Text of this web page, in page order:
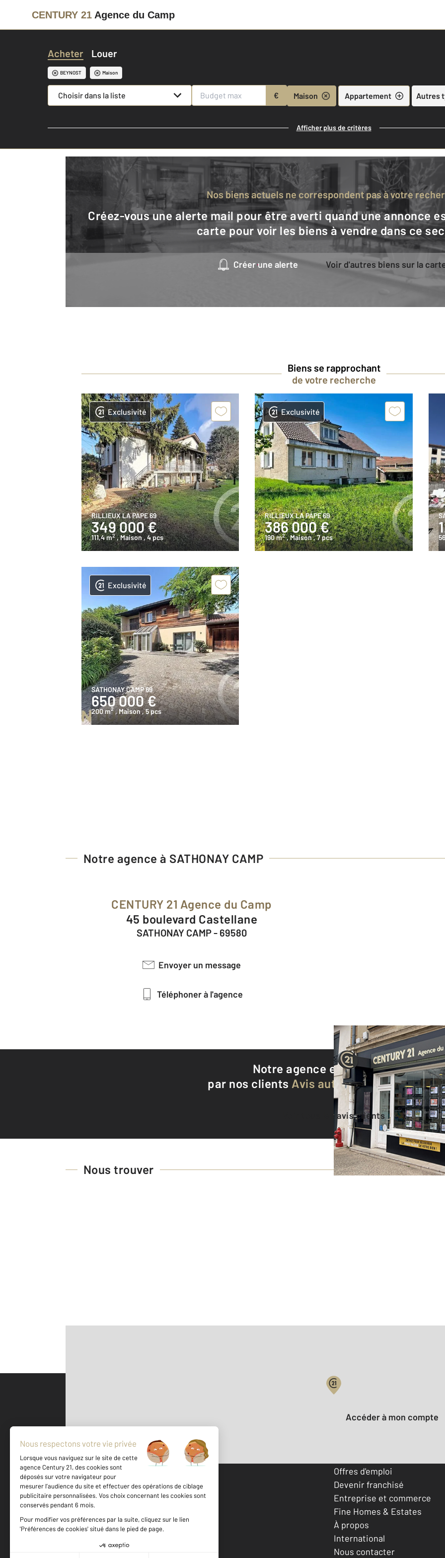
CENTURY 21 Agence du Camp
Acheter Louer
BEYNOST Maison
Choisir dans la liste € Maison Appartement Autres
Afficher plus de critères
Nos biens actuels ne correspondent pas à votre
Créez-vous une alerte mail pour être averti quand une annonce est en ligne et consultez la
carte pour voir les biens à vendre dans ce
Créer une alerte Voir d'autres biens sur la
Biens se rapprochant
de votre recherche
Exclusivité
RILLIEUX LA PAPE 69
349 000 €
111,4 m2 , Maison, 4 pcs
Exclusivité
RILLIEUX LA PAPE 69
386 000 €
190 m2 , Maison, 7 pcs
Exclusivité
SATHONAY CAMP 69
650 000 €
200 m2 , Maison, 5 pcs
Notre agence à SATHONAY CAMP
CENTURY 21 Agence du Camp
45 boulevard Castellane
SATHONAY CAMP - 69580
Envoyer un message
Téléphoner à l'agence
Notre agence est notée9,1/10
par nos clients Avis authentifiés par
Voir tous les avis clients
Nous trouver
500 m © Mappy
Votre compte :
Accéder à mon compte
Votre agence est notée
Achat
Location
Offres d'emploi
Devenir franchisé
Entreprise et commerce
Fine Homes & Estates
À propos
International
Nous contacter